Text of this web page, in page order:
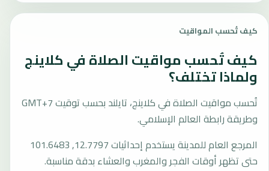
كيف تُحسب المواقيت
كيف تُحسب مواقيت الصلاة في كلاينج
ولماذا تختلف؟
تُحسب مواقيت الصلاة في كلاينج، تايلند بحسب توقيت GMT+7
وطريقة رابطة العالم الإسلامي.
المرجع العام للمدينة يستخدم إحداثيات 12.7797, 101.6483
حتى تظهر أوقات الفجر والمغرب والعشاء بدقة مناسبة.